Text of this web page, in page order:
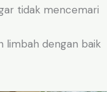
tidak mencemari
limbah dengan baik